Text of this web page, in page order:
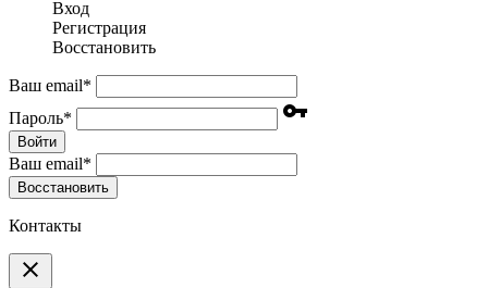
Вход
Регистрация
Восстановить
Ваш email*
Пароль* vpn_key
Войти
Ваш email*
Воcстановить
Контакты
clear